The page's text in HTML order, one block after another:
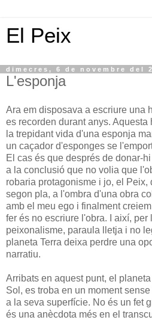
El Peix
dimecres, 6 de novembre del
L'esponja
Ara em disposava a escriure una
es recorden durant anys.
la trepidant vida d'una esponja
un caçador d'esponges se
El cas és que després de donar-
a la conclusió que no volia que
robaria protagonisme i jo, el Peix,
segon pla, a l'ombra d'una obra
amb el meu ego i finalment
fer és no escriure l'obra. I així,
peixonalisme, paraula lletja i no
planeta Terra deixa perdre una
narratiu.
Arribats en aquest punt, el
Sol, es troba en un moment
a la seva superfície. No és un fet
és una anècdota més en el